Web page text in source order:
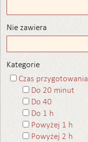
Nie zawiera
Kategorie
Czas przygotowania
Do 20 minut
Do 40
Do 1 h
Powyżej 1 h
Powyżej 2 h